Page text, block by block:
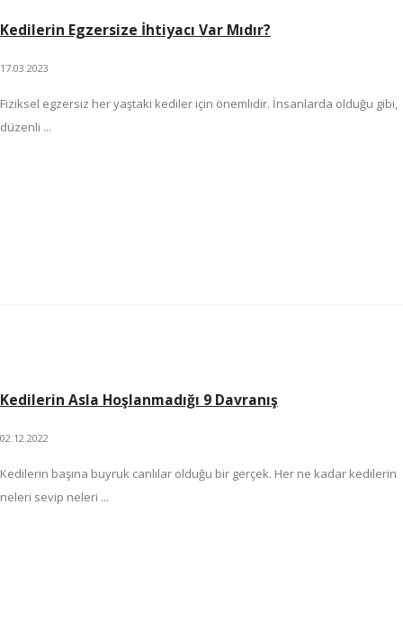
Kedilerin Egzersize İhtiyacı Var Mıdır?
17.03.2023
Fiziksel egzersiz her yaştaki kediler için önemlidir. İnsanlarda olduğu gibi,
düzenli ...
Kedilerin Asla Hoşlanmadığı 9 Davranış
02.12.2022
Kedilerin başına buyruk canlılar olduğu bir gerçek. Her ne kadar kedilerin
neleri sevip neleri ...